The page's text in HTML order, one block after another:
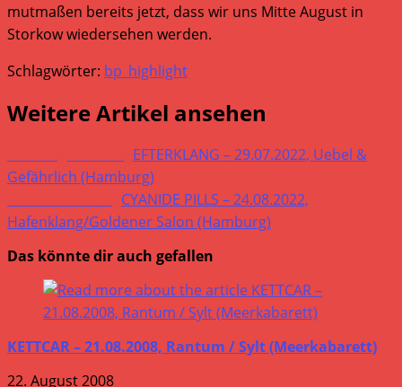
mutmaßen bereits jetzt, dass wir uns Mitte August in
Storkow wiedersehen werden.
Schlagwörter: bp_highlight
Weitere Artikel ansehen
EFTERKLANG – 29.07.2022, Uebel &
Gefährlich (Hamburg)
CYANIDE PILLS – 24.08.2022,
Hafenklang/Goldener Salon (Hamburg)
Das könnte dir auch gefallen
KETTCAR – 21.08.2008, Rantum / Sylt (Meerkabarett)
22. August 2008